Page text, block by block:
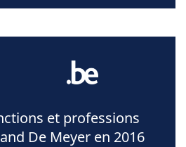
et professions
De Meyer en 2016